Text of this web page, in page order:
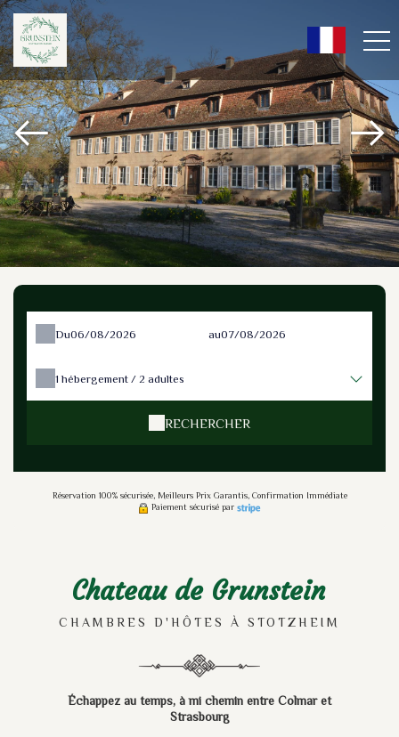
Du au
1 hébergement / 2 adultes
RECHERCHER
Réservation 100% sécurisée, Meilleurs Prix Garantis, Confirmation Immédiate
Paiement sécurisé par
Chateau de Grunstein
CHAMBRES D'HÔTES À STOTZHEIM
Échappez au temps, à mi chemin entre Colmar et
Strasbourg